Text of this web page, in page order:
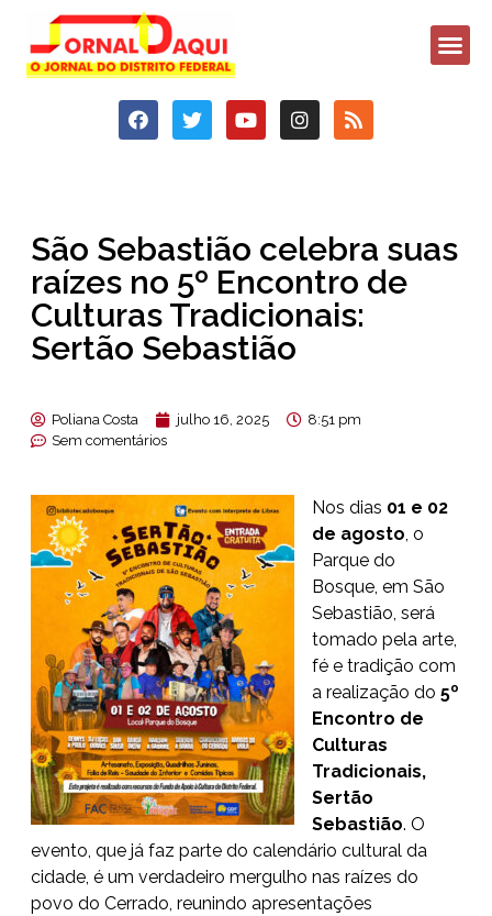
São Sebastião celebra suas
raízes no 5º Encontro de
Culturas Tradicionais:
Sertão Sebastião
Poliana Costa julho 16, 2025
8:51 pm
Sem comentários
Nos dias 01 e 02
de agosto, o
Parque do
Bosque, em São
Sebastião, será
tomado pela arte,
fé e tradição com
a realização do 5º
Encontro de
Culturas
Tradicionais,
Sertão
Sebastião. O
evento, que já faz parte do calendário cultural da
cidade, é um verdadeiro mergulho nas raízes do
povo do Cerrado, reunindo apresentações